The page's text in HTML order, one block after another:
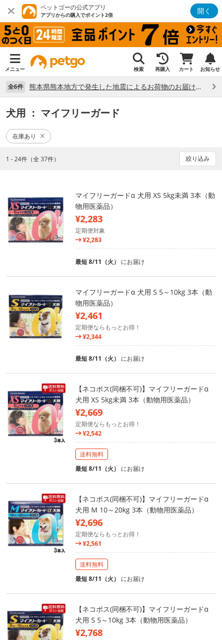
ペットゴーの公式アプリ
アプリからの購入でポイント2倍 開く
メニュー 検索 再購入 カート お知らせ
全6件 熊本県熊本地方で発生した地震によるお荷物のお届け状況について （7/28）
犬用 ： マイフリーガード
在庫あり
1 - 24件（全 37件） 絞り込み
マイフリーガードα 犬用 XS 5kg未満 3本（動
物用医薬品）
¥2,283
定期便対象
¥2,283
最短 8/11（火） にお届け
マイフリーガードα 犬用 S 5～10kg 3本（動
物用医薬品）
¥2,461
定期便ならもっとお得！
¥2,344
最短 8/11（火） にお届け
【ネコポス(同梱不可)】マイフリーガードα
犬用 XS 5kg未満 3本（動物用医薬品）
¥2,669
定期便ならもっとお得！
¥2,542
送料無料
最短 8/11（火） にお届け
【ネコポス(同梱不可)】マイフリーガードα
犬用 M 10～20kg 3本（動物用医薬品）
¥2,696
定期便ならもっとお得！
¥2,561
送料無料
最短 8/11（火） にお届け
【ネコポス(同梱不可)】マイフリーガードα
犬用 S 5～10kg 3本（動物用医薬品）
¥2,768